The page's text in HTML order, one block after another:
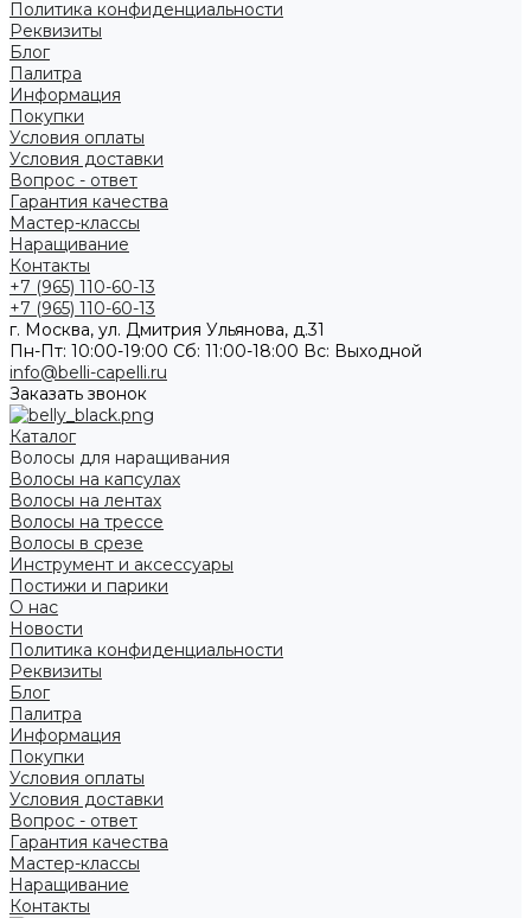
Политика конфиденциальности
Реквизиты
Блог
Палитра
Информация
Покупки
Условия оплаты
Условия доставки
Вопрос - ответ
Гарантия качества
Мастер-классы
Наращивание
Контакты
+7 (965) 110-60-13
+7 (965) 110-60-13
г. Москва, ул. Дмитрия Ульянова, д.31
Пн-Пт: 10:00-19:00 Cб: 11:00-18:00 Вс: Выходной
info@belli-capelli.ru
Заказать звонок
Каталог
Волосы для наращивания
Волосы на капсулах
Волосы на лентах
Волосы на трессе
Волосы в срезе
Инструмент и аксессуары
Постижи и парики
О нас
Новости
Политика конфиденциальности
Реквизиты
Блог
Палитра
Информация
Покупки
Условия оплаты
Условия доставки
Вопрос - ответ
Гарантия качества
Мастер-классы
Наращивание
Контакты